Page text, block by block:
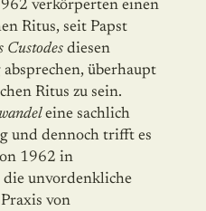
verkörperten einen
Ritus, seit Papst
Custodes diesen
überhaupt
Ritus zu sein.
eine sachlich
und dennoch trifft es
1962 in
unvordenkliche
von